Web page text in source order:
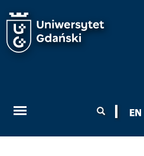
wyszukiwania